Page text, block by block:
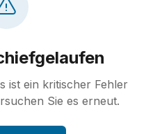
ist ein kritischer Fehler
Sie es erneut.